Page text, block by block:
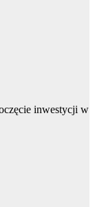
inwestycji w